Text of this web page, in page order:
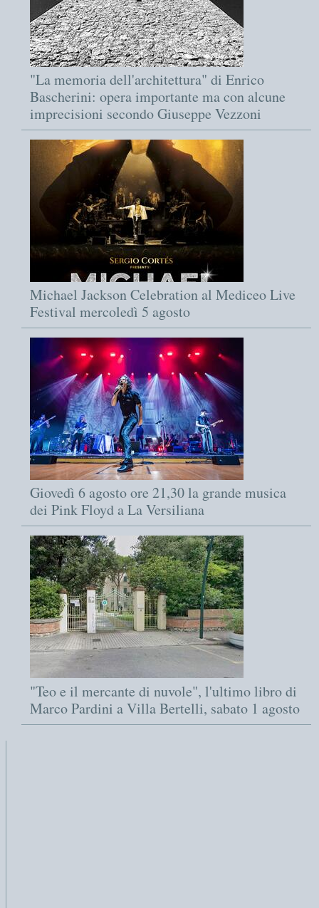
"La memoria dell'architettura" di Enrico
Bascherini: opera importante ma con alcune
imprecisioni secondo Giuseppe Vezzoni
Michael Jackson Celebration al Mediceo Live
Festival mercoledì 5 agosto
Giovedì 6 agosto ore 21,30 la grande musica
dei Pink Floyd a La Versiliana
"Teo e il mercante di nuvole", l'ultimo libro di
Marco Pardini a Villa Bertelli, sabato 1 agosto